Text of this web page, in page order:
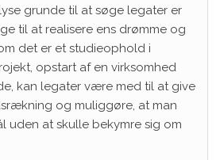
grunde til at søge legater er
til at realisere ens drømme og
det er et studieophold i
opstart af en virksomhed
kan legater være med til at give
og muliggøre, at man
uden at skulle bekymre sig om